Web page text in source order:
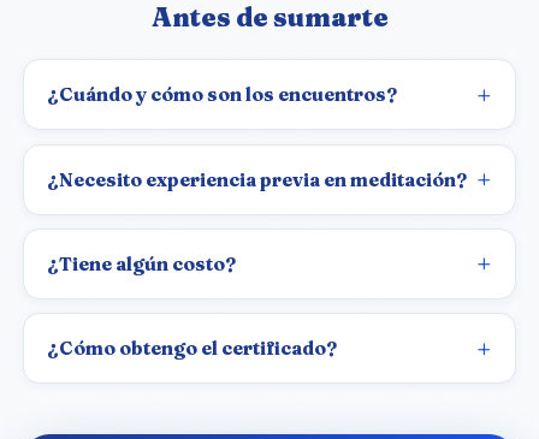
Antes de sumarte
¿Cuándo y cómo son los encuentros?
¿Necesito experiencia previa en meditación?
¿Tiene algún costo?
¿Cómo obtengo el certificado?